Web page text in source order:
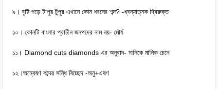
৯। বৃষ্টি পড়ে টাপুর টুপুর এখানে কোন ধরনের শব্দ? -ধ্বন্যাত্নক দ্বিরুক্ত
১০। কোনটি বাংলার প্রাচীন জনপদের নাম নয়- মৌর্য
১১। Diamond cuts diamonds এর অনুবাদ- মানিকে মানিক চেনে
১২।অন্বেষণ শব্দের সন্ধি বিচ্ছেদ -অনু+এষণ